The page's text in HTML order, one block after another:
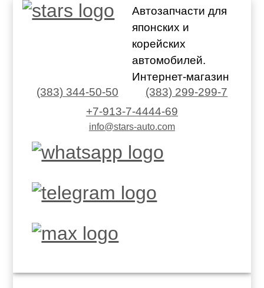
Автозапчасти для
японских и
корейских
автомобилей.
Интернет-магазин
(383) 344-50-50
(383) 299-299-7
+7-913-7-4444-69
info@stars-auto.com